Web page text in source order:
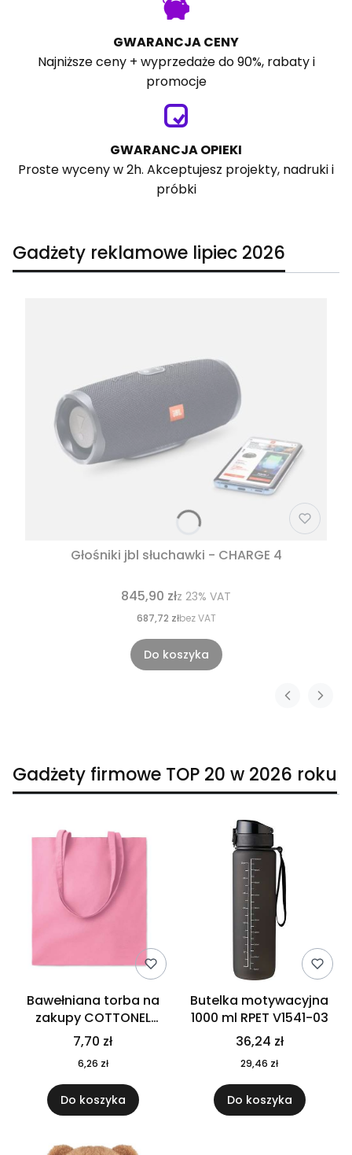
GWARANCJA CENY
Najniższe ceny + wyprzedaże do 90%, rabaty i
promocje
GWARANCJA OPIEKI
Proste wyceny w 2h. Akceptujesz projekty, nadruki i
próbki
Gadżety reklamowe lipiec 2026
Głośniki jbl słuchawki - CHARGE 4
845,90 złz 23% VAT
687,72 złbez VAT
Do koszyka
Gadżety firmowe TOP 20 w 2026 roku
Bawełniana torba na
zakupy COTTONEL
COLOUR++ MO9846-11
7,70 zł
6,26 zł
Do koszyka
Butelka motywacyjna
1000 ml RPET V1541-03
36,24 zł
29,46 zł
Do koszyka